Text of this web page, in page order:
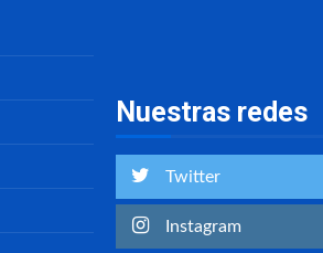
Nuestras redes
Twitter
Instagram